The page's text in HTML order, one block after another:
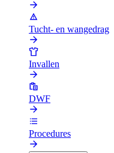
Tucht- en wangedrag
Invallen
DWF
Procedures